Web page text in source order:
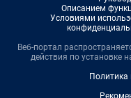
Описанием
Условиями
Веб-портал
действия по установке
Политика